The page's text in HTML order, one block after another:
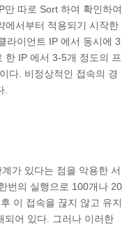
따로 Sort 하여 확인하여
에서부터 적용되기 시작한
라이언트 IP 에서 동시에 3
한 IP 에서 3-5개 정도의 프
다. 비정상적인 접속의 경
.
가 있다는 점을 악용한 서
번의 실행으로 100개나 20
이 접속을 끊지 않고 유지
되어 있다. 그러나 이러한